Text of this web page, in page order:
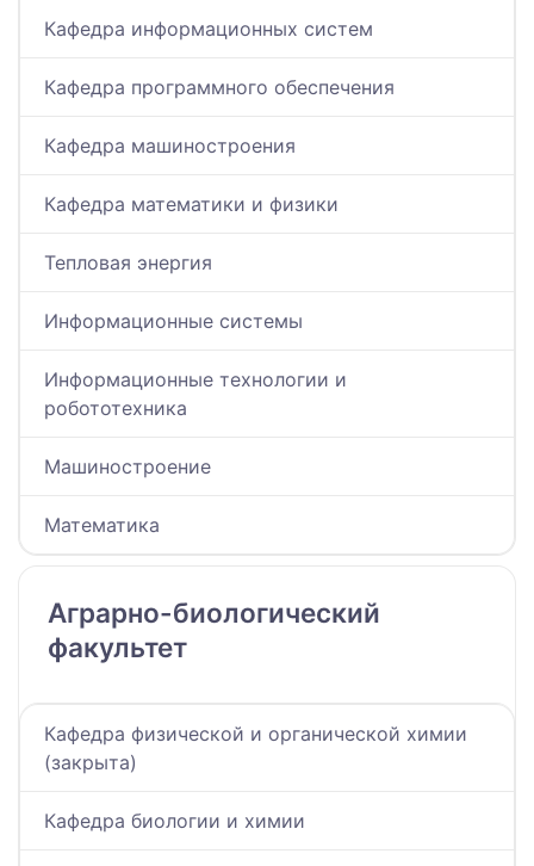
Кафедра информационных систем
Кафедра программного обеспечения
Кафедра машиностроения
Кафедра математики и физики
Тепловая энергия
Информационные системы
Информационные технологии и
робототехника
Машиностроение
Математика
Аграрно-биологический
факультет
Кафедра физической и органической химии
(закрыта)
Кафедра биологии и химии